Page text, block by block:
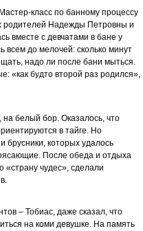
класс по банному процессу
родителей Надежды Петровны и
вместе с девчатами в бане у
всем до мелочей: сколько минут
надо ли после бани мыться.
«как будто второй раз родился»,
белый бор. Оказалось, что
в тайге. Но
брусники, которых удалось
После обеда и отдыха
«страну чудес», сделали
– Тобиас, даже сказал, что
на коми девушке. На память